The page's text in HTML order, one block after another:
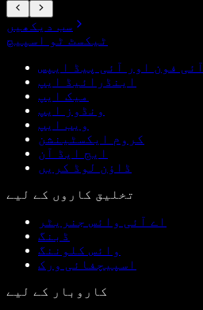
سب دیکھیں
ٹیکسٹ ٹو اسپیچ
آئی فون اور آئی پیڈ ایپس
اینڈرائیڈ ایپ
میک ایپ
ونڈوز ایپ
ویب ایپ
کروم ایکسٹینشن
ایج ایڈ آن
ڈاؤن لوڈ کریں
تخلیق کاروں کے لیے
اے آئی وائس جنریٹر
ڈبنگ
وائس کلوننگ
اسپیچفائی ورک
کاروبار کے لیے